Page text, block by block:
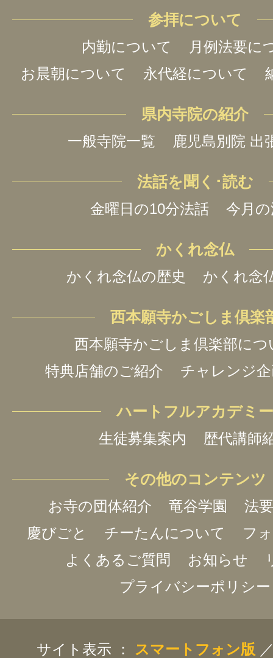
参拝について
内勤について
月例法要に
お晨朝について
永代経について
県内寺院の紹介
一般寺院一覧 鹿児島別院 出
法話を聞く･読む
金曜日の10分法話 今月
かくれ念仏
かくれ念仏の歴史 かくれ念
西本願寺かごしま倶楽
西本願寺かごしま倶楽部につ
特典店舗のご紹介
チャレンジ
ハートフルアカデミー
生徒募集案内 歴代講師
その他のコンテンツ
お寺の団体紹介 竜谷学園
法
慶びごと
チーたんについて
フ
よくあるご質問
お知らせ
プライバシーポリシー
サイト表示 ： スマートフォン版